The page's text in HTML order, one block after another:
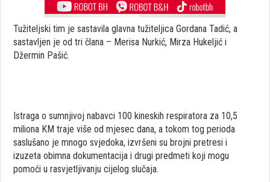
Tužiteljski tim je sastavila glavna tužiteljica Gordana Tadić, a
sastavljen je od tri člana – Merisa Nurkić, Mirza Hukeljić i
Džermin Pašić.
Istraga o sumnjivoj nabavci 100 kineskih respiratora za 10,5
miliona KM traje više od mjesec dana, a tokom tog perioda
saslušano je mnogo svjedoka, izvršeni su brojni pretresi i
izuzeta obimna dokumentacija i drugi predmeti koji mogu
pomoći u rasvjetljivanju cijelog slučaja.